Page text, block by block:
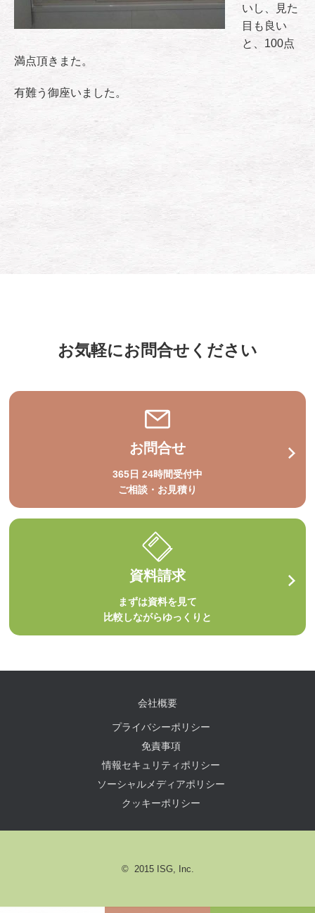
いし、見た
目も良い
と、100点
満点頂きまた。
有難う御座いました。
お気軽にお問合せください
お問合せ
365日 24時間受付中
ご相談・お見積り
資料請求
まずは資料を見て
比較しながらゆっくりと
会社概要
プライバシーポリシー
免責事項
情報セキュリティポリシー
ソーシャルメディアポリシー
クッキーポリシー
© 2015 ISG, Inc.